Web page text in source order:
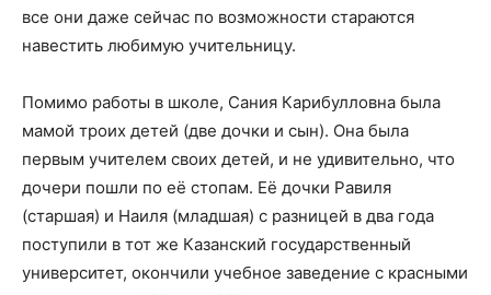
все они даже сейчас по возможности стараются
навестить любимую учительницу.
Помимо работы в школе, Сания Карибулловна была
мамой троих детей (две дочки и сын). Она была
первым учителем своих детей, и не удивительно, что
дочери пошли по её стопам. Её дочки Равиля
(старшая) и Наиля (младшая) с разницей в два года
поступили в тот же Казанский государственный
университет, окончили учебное заведение с красными